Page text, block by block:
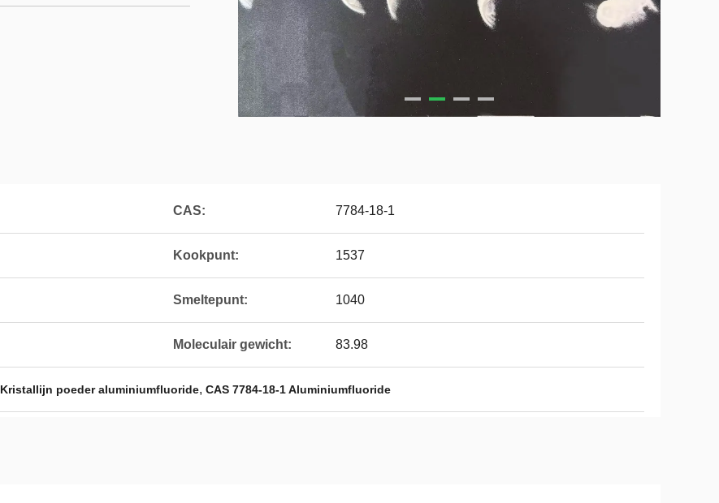
CAS: 7784-18-1
Kookpunt: 1537
Smeltepunt: 1040
Moleculair gewicht: 83.98
Kristallijn poeder aluminiumfluoride, CAS 7784-18-1 Aluminiumfluoride